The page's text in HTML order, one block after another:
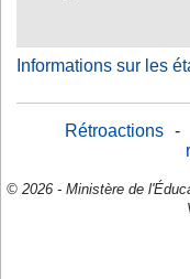
Informations sur les
Rétroactions -
© 2026 - Ministère de